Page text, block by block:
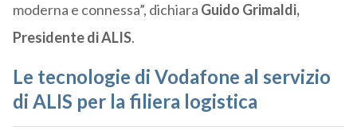
moderna e connessa”, dichiara Guido Grimaldi,
Presidente di ALIS.
Le tecnologie di Vodafone al servizio
di ALIS per la filiera logistica